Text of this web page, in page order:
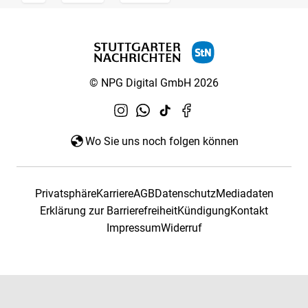
© NPG Digital GmbH 2026
Wo Sie uns noch folgen können
PrivatsphäreKarriereAGBDatenschutzMediadaten
Erklärung zur BarrierefreiheitKündigungKontakt
ImpressumWiderruf